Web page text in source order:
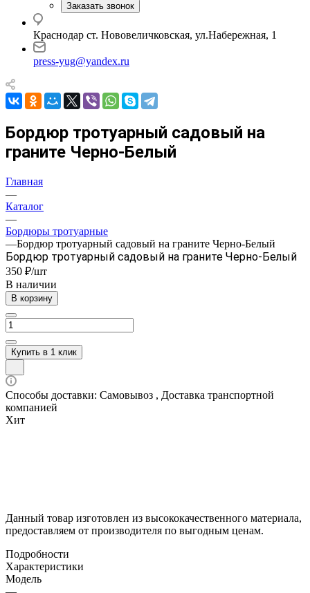
Заказать звонок
Краснодар ст. Нововеличковская, ул.Набережная, 1
press-yug@yandex.ru
Бордюр тротуарный садовый на
граните Черно-Белый
Главная
—
Каталог
—
Бордюры тротуарные
—Бордюр тротуарный садовый на граните Черно-Белый
Бордюр тротуарный садовый на граните Черно-Белый
350 ₽/шт
В наличии
В корзину
Купить в 1 клик
Способы доставки: Самовывоз , Доставка транспортной
компанией
Хит
Данный товар изготовлен из высококачественного материала,
предоставляем от производителя по выгодным ценам.
Подробности
Характеристики
Модель